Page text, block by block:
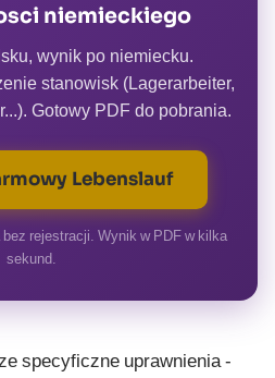
niemieckiego
wynik po niemiecku.
stanowisk (Lagerarbeiter,
Gotowy PDF do pobrania.
Lebenslauf
rejestracji. Wynik w PDF w kilka
sekund.
specyficzne uprawnienia -